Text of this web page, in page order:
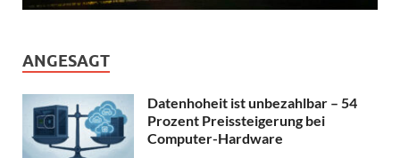
ANGESAGT
Datenhoheit ist unbezahlbar – 54
Prozent Preissteigerung bei
Computer-Hardware